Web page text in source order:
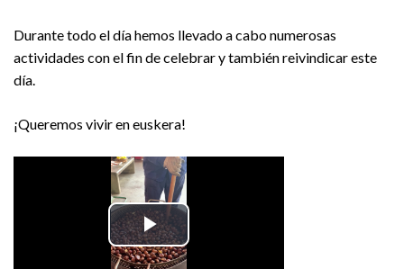
Durante todo el día hemos llevado a cabo numerosas
actividades con el fin de celebrar y también reivindicar este
día.
¡Queremos vivir en euskera!